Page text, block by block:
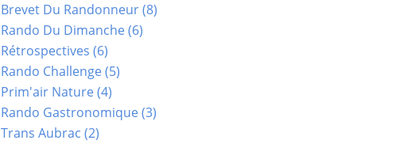
Brevet Du Randonneur(8)
Rando Du Dimanche(6)
Rétrospectives (6)
Rando Challenge(5)
Prim'air Nature(4)
Rando Gastronomique(3)
Trans Aubrac (2)